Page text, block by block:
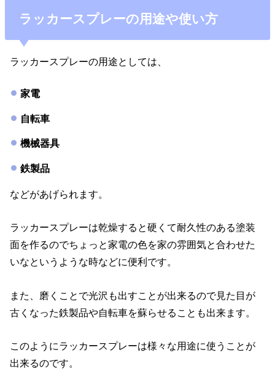
ラッカースプレーの用途や使い方
ラッカースプレーの用途としては、
家電
自転車
機械器具
鉄製品
などがあげられます。
ラッカースプレーは乾燥すると硬くて耐久性のある塗装
面を作るのでちょっと家電の色を家の雰囲気と合わせた
いなというような時などに便利です。
また、磨くことで光沢も出すことが出来るので見た目が
古くなった鉄製品や自転車を蘇らせることも出来ます。
このようにラッカースプレーは様々な用途に使うことが
出来るのです。